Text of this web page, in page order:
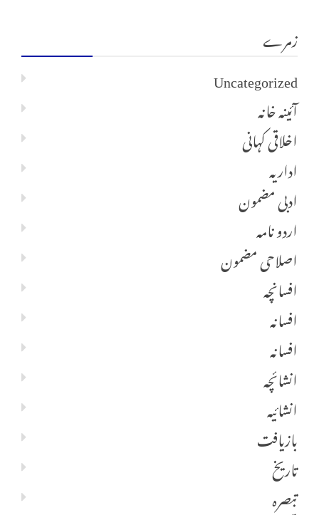
زمرے
Uncategorized
آئینہ خانہ
اخلاقی کہانی
اداریہ
ادبی مضمون
اردو نامہ
اصلاحی مضمون
افسانچہ
افسانہ
افسانہ
انشائچہ
انشائیہ
بازیافت
تاریخ
تبصرہ